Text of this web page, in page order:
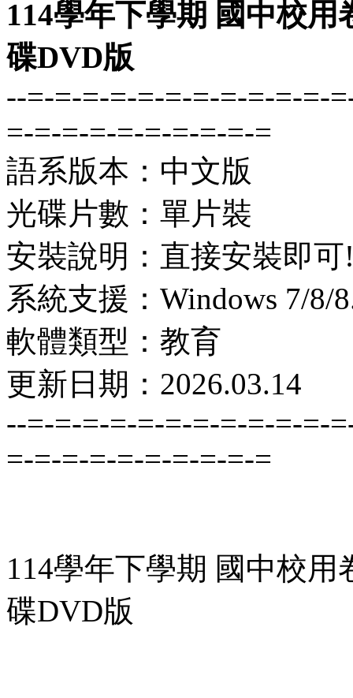
114學年下學期 國中校
碟DVD版
--=-=-=-=-=-=-=-=-=-=-=-
=-=-=-=-=-=-=-=-=-=
語系版本：中文版
光碟片數：單片裝
安裝說明：直接安裝即可
系統支援：Windows 7/8/
軟體類型：教育
更新日期：2026.03.14
--=-=-=-=-=-=-=-=-=-=-=-
=-=-=-=-=-=-=-=-=-=
114學年下學期 國中校
碟DVD版